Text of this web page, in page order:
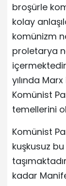
broşürle
kolay
komünizm
proletarya
yılında
Komünist
temellerini
Komünist
kuşkusuz bu
kadar